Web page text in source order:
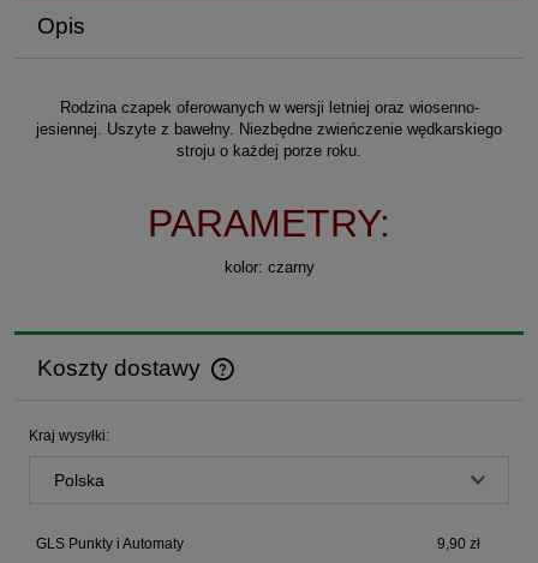
Opis
Rodzina czapek oferowanych w wersji letniej oraz wiosenno-
jesiennej. Uszyte z bawełny. Niezbędne zwieńczenie wędkarskiego
stroju o każdej porze roku.
PARAMETRY:
kolor: czarny
Koszty dostawy
Cena nie zawiera ewentualnych kosztów płatności
Kraj wysyłki:
GLS Punkty i Automaty 9,90 zł